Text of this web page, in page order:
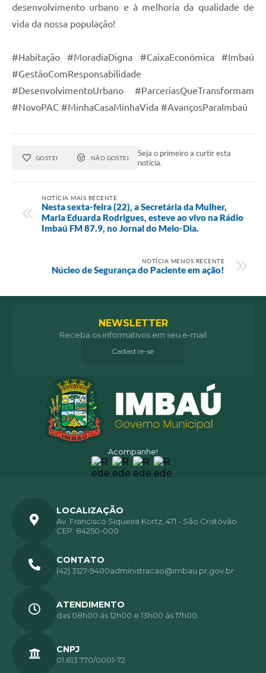
desenvolvimento urbano e à melhoria da qualidade de
vida da nossa população!
#Habitação #MoradiaDigna #CaixaEconômica #Imbaú
#GestãoComResponsabilidade
#DesenvolvimentoUrbano #ParceriasQueTransformam
#NovoPAC #MinhaCasaMinhaVida #AvançosParaImbaú
GOSTEI NÃO GOSTEI
Seja o primeiro a curtir esta
notícia.
NOTÍCIA MAIS RECENTE
Nesta sexta-feira (22), a Secretária da Mulher,
Maria Eduarda Rodrigues, esteve ao vivo na Rádio
Imbaú FM 87.9, no Jornal do Meio-Dia.
NOTÍCIA MENOS RECENTE
Núcleo de Segurança do Paciente em ação!
Acompanhe!
NEWSLETTER
Receba os informativos em seu e-mail
Cadastre-se
LOCALIZAÇÃO
Av. Francisco Siqueira Kortz, 471 - São Cristóvão
CEP: 84250-000
CONTATO
(42) 3127-9400administracao@imbau.pr.gov.br
ATENDIMENTO
das 08h00 ás 12h00 e 13h00 ás 17h00.
CNPJ
01.613.770/0001-72